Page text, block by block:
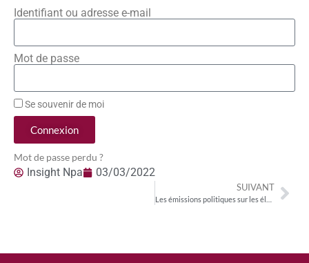
Identifiant ou adresse e-mail
Mot de passe
Se souvenir de moi
Connexion
Mot de passe perdu ?
Insight Npa 03/03/2022
SUIVANT